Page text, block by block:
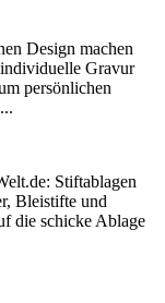
Design machen
Gravur
persönlichen
Stiftablagen
Bleistifte und
die schicke Ablage